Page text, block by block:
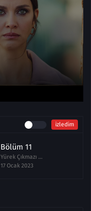
izledim
Bölüm 11
Yürek Çıkmazı 11.Bölüm izle
17 Ocak 2023